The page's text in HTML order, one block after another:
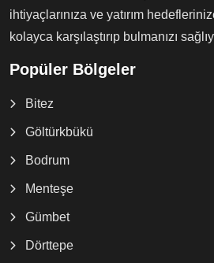
ihtiyaçlarınıza ve yatırım
kolayca karşılaştırıp bulmanızı
Popüler Bölgeler
Bitez
Göltürkbükü
Bodrum
Menteşe
Gümbet
Dörttepe